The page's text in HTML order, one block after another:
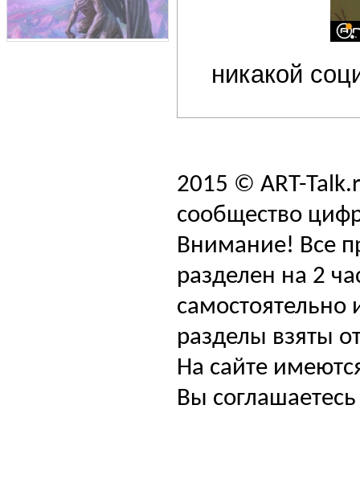
никакой
2015 © ART-
сообщество
Внимание! Все
разделен на 2
самостоятельно
разделы взяты
На сайте
Вы